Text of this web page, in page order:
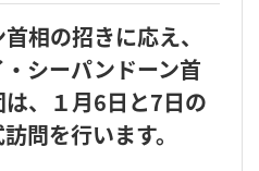
相の招きに応え、
シーパンドーン首
、１月6日と7日の
問を行います。